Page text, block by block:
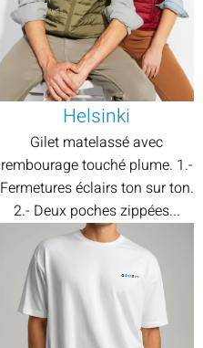
Helsinki
Gilet matelassé avec
rembourage touché plume. 1.-
Fermetures éclairs ton sur ton.
2.- Deux poches zippées...